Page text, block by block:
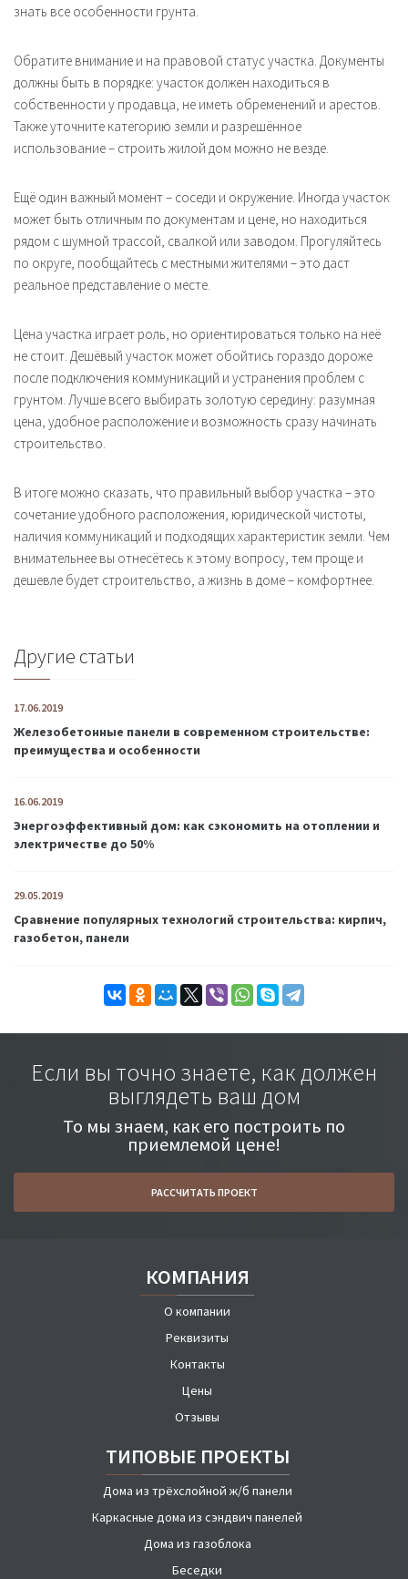
знать все особенности грунта.
Обратите внимание и на правовой статус участка. Документы
должны быть в порядке: участок должен находиться в
собственности у продавца, не иметь обременений и арестов.
Также уточните категорию земли и разрешённое
использование – строить жилой дом можно не везде.
Ещё один важный момент – соседи и окружение. Иногда участок
может быть отличным по документам и цене, но находиться
рядом с шумной трассой, свалкой или заводом. Прогуляйтесь
по округе, пообщайтесь с местными жителями – это даст
реальное представление о месте.
Цена участка играет роль, но ориентироваться только на неё
не стоит. Дешёвый участок может обойтись гораздо дороже
после подключения коммуникаций и устранения проблем с
грунтом. Лучше всего выбирать золотую середину: разумная
цена, удобное расположение и возможность сразу начинать
строительство.
В итоге можно сказать, что правильный выбор участка – это
сочетание удобного расположения, юридической чистоты,
наличия коммуникаций и подходящих характеристик земли. Чем
внимательнее вы отнесётесь к этому вопросу, тем проще и
дешевле будет строительство, а жизнь в доме – комфортнее.
Другие статьи
17.06.2019
Железобетонные панели в современном строительстве:
преимущества и особенности
16.06.2019
Энергоэффективный дом: как сэкономить на отоплении и
электричестве до 50%
29.05.2019
Сравнение популярных технологий строительства: кирпич,
газобетон, панели
Если вы точно знаете, как должен
выглядеть ваш дом
То мы знаем, как его построить по
приемлемой цене!
РАССЧИТАТЬ ПРОЕКТ
КОМПАНИЯ
О компании
Реквизиты
Контакты
Цены
Отзывы
ТИПОВЫЕ ПРОЕКТЫ
Дома из трёхслойной ж/б панели
Каркасные дома из сэндвич панелей
Дома из газоблока
Беседки